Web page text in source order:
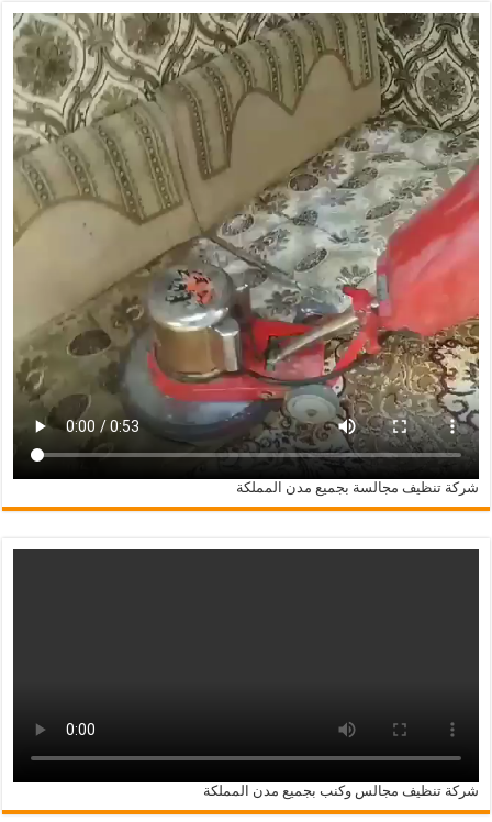
شركة تنظيف مجالسة بجميع مدن المملكة
شركة تنظيف مجالس وكنب بجميع مدن المملكة